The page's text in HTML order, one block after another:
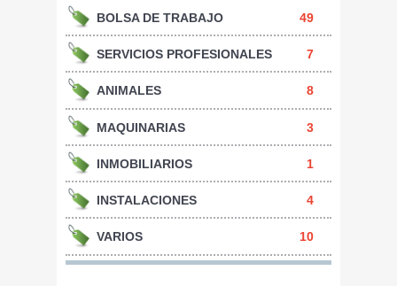
BOLSA DE TRABAJO 49
SERVICIOS PROFESIONALES 7
ANIMALES 8
MAQUINARIAS 3
INMOBILIARIOS 1
INSTALACIONES 4
VARIOS 10